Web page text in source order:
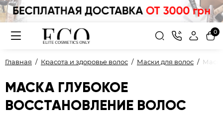
0
Главная Красота и здоровье волос Маски для волос
МАСКА ГЛУБОКОЕ
ВОССТАНОВЛЕНИЕ ВОЛОС